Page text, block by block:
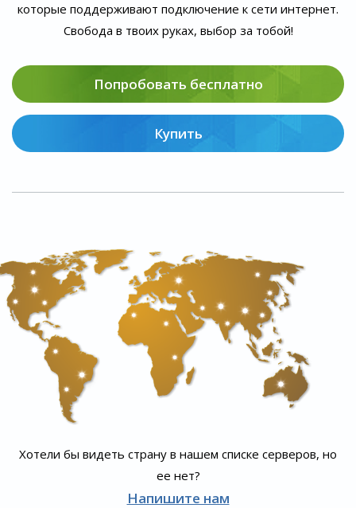
которые поддерживают подключение к сети интернет.
Свобода в твоих руках, выбор за тобой!
Попробовать бесплатно
Купить
Хотели бы видеть страну в нашем списке серверов, но
ее нет?
Напишите нам